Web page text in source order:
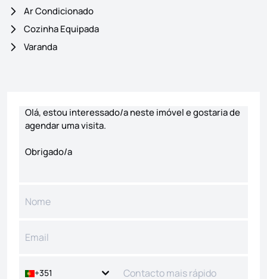
Ar Condicionado
Cozinha Equipada
Varanda
+351